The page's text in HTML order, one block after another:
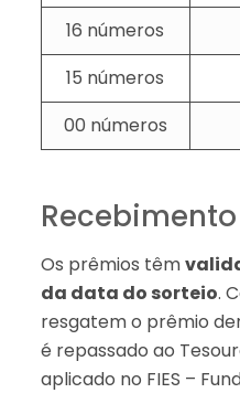
16 números
15 números
00 números
Os prêmios têm
da data do sorteio.
resgatem o prêmio
é repassado ao
aplicado no FIES –